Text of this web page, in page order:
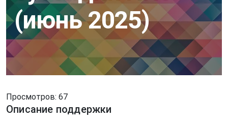
(июнь 2025)
Просмотров: 67
Описание поддержки